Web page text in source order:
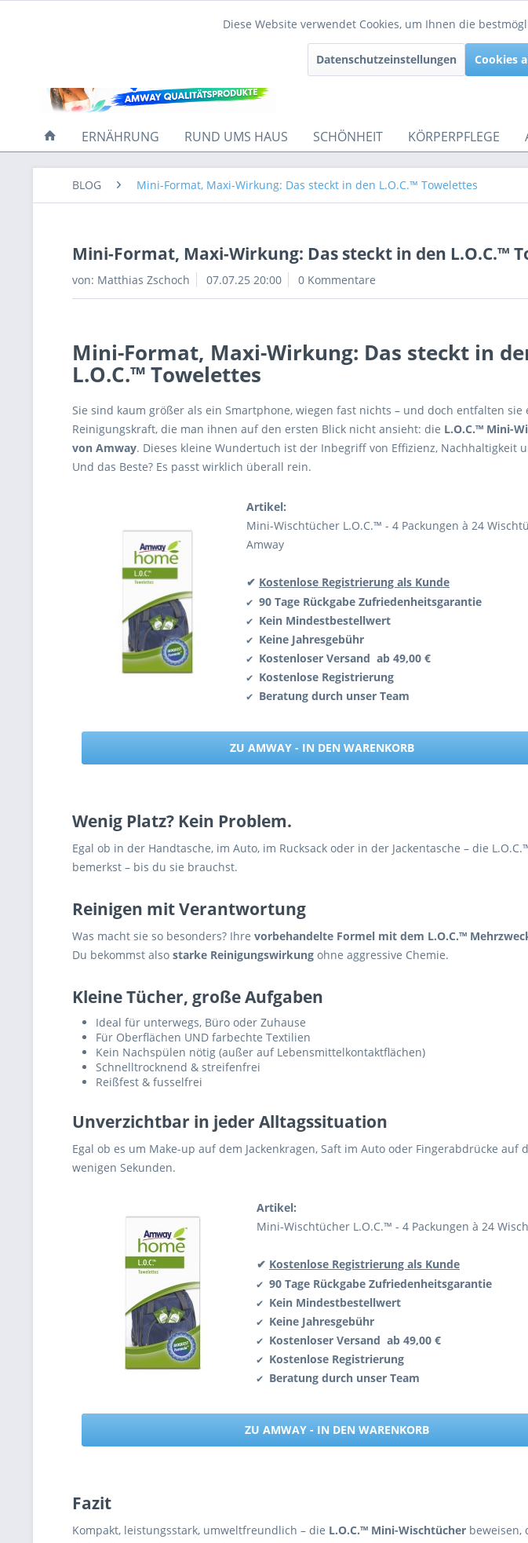
ERNÄHRUNG RUND UMS HAUS SCHÖNHEIT KÖRPERPFLEGE
BLOG Mini-Format, Maxi-Wirkung: Das steckt in den L.O.C.™ Towelettes
Mini-Format, Maxi-Wirkung: Das steckt in den L.O.C.™
von: Matthias Zschoch 07.07.25 20:00 0 Kommentare
Mini-Format, Maxi-Wirkung: Das steckt in
L.O.C.™ Towelettes
Sie sind kaum größer als ein Smartphone, wiegen fast nichts – und doch entfalten sie
Reinigungskraft, die man ihnen auf den ersten Blick nicht ansieht: die L.O.C.™ Mini-
von Amway. Dieses kleine Wundertuch ist der Inbegriff von Effizienz, Nachhaltigkeit
Und das Beste? Es passt wirklich überall rein.
Artikel:
Mini-Wischtücher L.O.C.™ - 4 Packungen à 24
Amway
✔ Kostenlose Registrierung als Kunde
✔ 90 Tage Rückgabe Zufriedenheitsgarantie
✔ Kein Mindestbestellwert
✔ Keine Jahresgebühr
✔ Kostenloser Versand ab 49,00 €
✔ Kostenlose Registrierung
✔ Beratung durch unser Team
ZU AMWAY - IN DEN WARENKORB
Wenig Platz? Kein Problem.
Egal ob in der Handtasche, im Auto, im Rucksack oder in der Jackentasche – die
bemerkst – bis du sie brauchst.
Reinigen mit Verantwortung
Was macht sie so besonders? Ihre vorbehandelte Formel mit dem L.O.C.™
Du bekommst also starke Reinigungswirkung ohne aggressive Chemie.
Kleine Tücher, große Aufgaben
Ideal für unterwegs, Büro oder Zuhause
Für Oberflächen UND farbechte Textilien
Kein Nachspülen nötig (außer auf Lebensmittelkontaktflächen)
Schnelltrocknend & streifenfrei
Reißfest & fusselfrei
Unverzichtbar in jeder Alltagssituation
Egal ob es um Make-up auf dem Jackenkragen, Saft im Auto oder Fingerabdrücke
wenigen Sekunden.
Artikel:
Mini-Wischtücher L.O.C.™ - 4 Packungen à 24
✔ Kostenlose Registrierung als Kunde
✔ 90 Tage Rückgabe Zufriedenheitsgarantie
✔ Kein Mindestbestellwert
✔ Keine Jahresgebühr
✔ Kostenloser Versand ab 49,00 €
✔ Kostenlose Registrierung
✔ Beratung durch unser Team
ZU AMWAY - IN DEN WARENKORB
Fazit
Kompakt, leistungsstark, umweltfreundlich – die L.O.C.™ Mini-Wischtücher beweisen,
Diese Website verwendet Cookies, um Ihnen die
Datenschutzeinstellungen Cookies